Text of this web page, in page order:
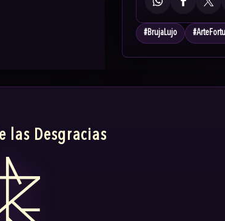
WhatsAppFacebook
X
#BrujaLujo #
las Desgracias